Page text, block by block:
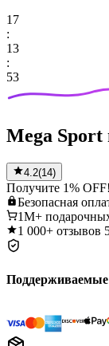
17
:
13
:
53
Mega Sport
4.2(14)
Получите 1% OFF!
Безопасная
1M+
1 000+ отзывов